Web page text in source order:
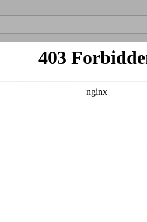
Slaapkamer 1
Begane grond
Twee eenpersoonsbedden